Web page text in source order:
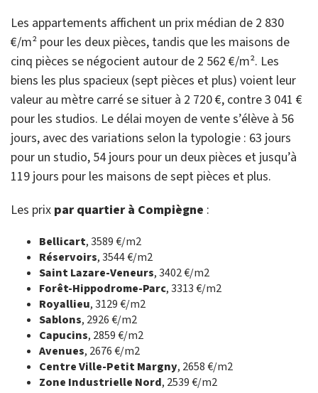
Les appartements affichent un prix médian de 2 830
€/m² pour les deux pièces, tandis que les maisons de
cinq pièces se négocient autour de 2 562 €/m². Les
biens les plus spacieux (sept pièces et plus) voient leur
valeur au mètre carré se situer à 2 720 €, contre 3 041 €
pour les studios. Le délai moyen de vente s’élève à 56
jours, avec des variations selon la typologie : 63 jours
pour un studio, 54 jours pour un deux pièces et jusqu’à
119 jours pour les maisons de sept pièces et plus.
Les prix par quartier à Compiègne :
Bellicart, 3589 €/m2
Réservoirs, 3544 €/m2
Saint Lazare-Veneurs, 3402 €/m2
Forêt-Hippodrome-Parc, 3313 €/m2
Royallieu, 3129 €/m2
Sablons, 2926 €/m2
Capucins, 2859 €/m2
Avenues, 2676 €/m2
Centre Ville-Petit Margny, 2658 €/m2
Zone Industrielle Nord, 2539 €/m2